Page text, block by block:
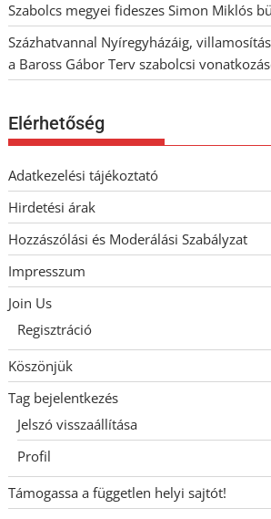
Szabolcs megyei fideszes Simon Miklós
Százhatvannal Nyíregyházáig,
a Baross Gábor Terv szabolcsi
Elérhetőség
Adatkezelési tájékoztató
Hirdetési árak
Hozzászólási és Moderálási Szabályzat
Impresszum
Join Us
Regisztráció
Köszönjük
Tag bejelentkezés
Jelszó visszaállítása
Profil
Támogassa a független helyi sajtót!